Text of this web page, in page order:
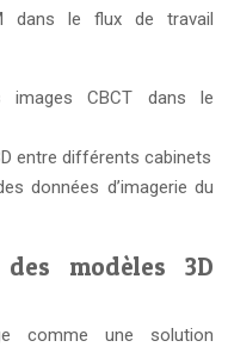
dans le flux de travail
images CBCT dans le
entre différents cabinets
données d’imagerie du
des modèles 3D
comme une solution